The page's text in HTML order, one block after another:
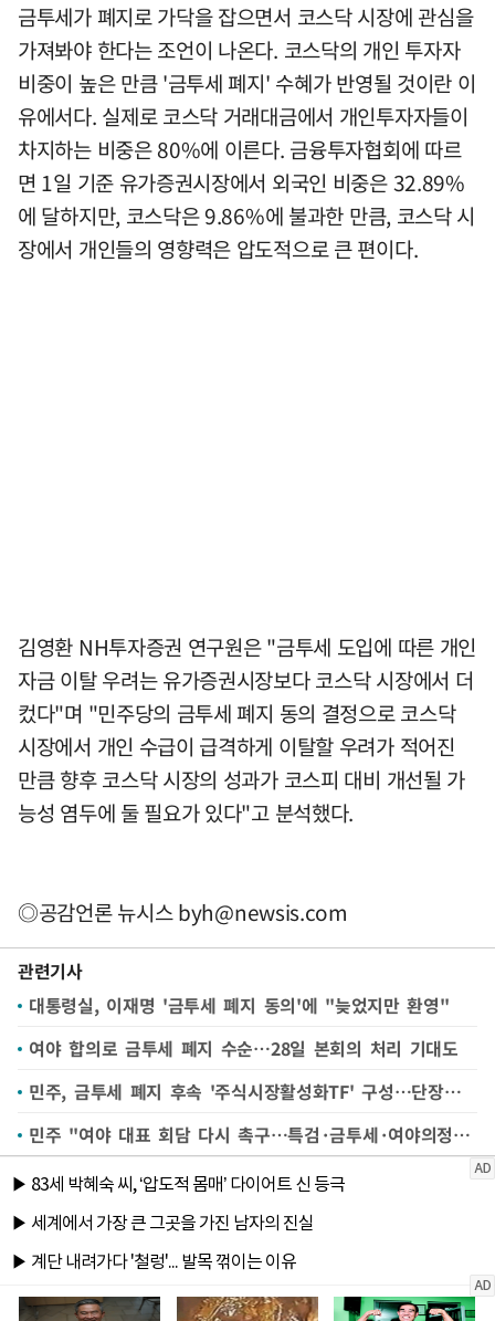
금투세가 폐지로 가닥을 잡으면서 코스닥 시장에 관심을
가져봐야 한다는 조언이 나온다. 코스닥의 개인 투자자
비중이 높은 만큼 '금투세 폐지' 수혜가 반영될 것이란 이
유에서다. 실제로 코스닥 거래대금에서 개인투자자들이
차지하는 비중은 80%에 이른다. 금융투자협회에 따르
면 1일 기준 유가증권시장에서 외국인 비중은 32.89%
에 달하지만, 코스닥은 9.86%에 불과한 만큼, 코스닥 시
장에서 개인들의 영향력은 압도적으로 큰 편이다.
김영환 NH투자증권 연구원은 "금투세 도입에 따른 개인
자금 이탈 우려는 유가증권시장보다 코스닥 시장에서 더
컸다"며 "민주당의 금투세 폐지 동의 결정으로 코스닥
시장에서 개인 수급이 급격하게 이탈할 우려가 적어진
만큼 향후 코스닥 시장의 성과가 코스피 대비 개선될 가
능성 염두에 둘 필요가 있다"고 분석했다.
◎공감언론 뉴시스byh@newsis.com
관련기사
대통령실, 이재명 '금투세 폐지 동의'에 "늦었지만 환영"
여야 합의로 금투세 폐지 수순…28일 본회의 처리 기대도
민주, 금투세 폐지 후속 '주식시장활성화TF' 구성…단장에 오기형
민주 "여야 대표 회담 다시 촉구…특검·금투세·여야의정 논의하자"